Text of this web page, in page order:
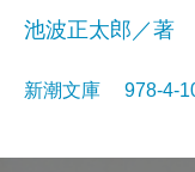
池波正太郎／著
新潮文庫 978-4-